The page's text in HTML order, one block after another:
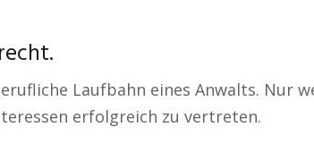
Laufbahn eines Anwalts. Nur
erfolgreich zu vertreten.